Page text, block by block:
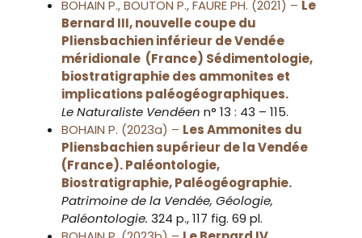
BOHAIN P., BOUTON P., FAURE PH. (2021) – Le
Bernard III, nouvelle coupe du
Pliensbachien inférieur de Vendée
méridionale (France) Sédimentologie,
biostratigraphie des ammonites et
implications paléogéographiques.
Le Naturaliste Vendéen n° 13 : 43 – 115.
BOHAIN P. (2023a) – Les Ammonites du
Pliensbachien supérieur de la Vendée
(France). Paléontologie,
Biostratigraphie, Paléogéographie.
Patrimoine de la Vendée, Géologie,
Paléontologie. 324 p., 117 fig. 69 pl.